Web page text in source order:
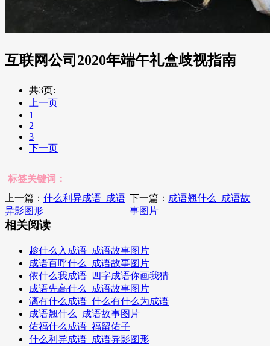
互联网公司2020年端午礼盒歧视指南
共3页:
上一页
1
2
3
下一页
标签关键词：
上一篇： 什么利异成语_成语
异影图形
下一篇： 成语翘什么_成语故
事图片
相关阅读
趁什么入成语_成语故事图片
成语百呼什么_成语故事图片
依什么我成语_四字成语你画我猜
成语先高什么_成语故事图片
漓有什么成语_什么有什么为成语
成语翘什么_成语故事图片
佑福什么成语_福留佑子
什么利异成语_成语异影图形